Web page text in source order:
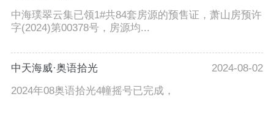
中海璞翠云集已领1#共84套房源的预售证，萧山房预许
字(2024)第00378号，房源均...
中天海威·奥语拾光
2024-08-02
2024年08奥语拾光4幢摇号已完成，